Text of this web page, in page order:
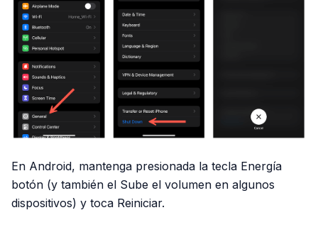
En Android, mantenga presionada la tecla Energía
botón (y también el Sube el volumen en algunos
dispositivos) y toca Reiniciar.